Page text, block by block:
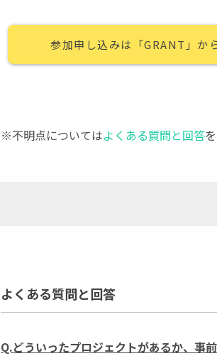
参加申し込みは「GRANT」か
※不明点についてはよくある質問と回答
よくある質問と回答
Q.どういったプロジェクトがあるか、事